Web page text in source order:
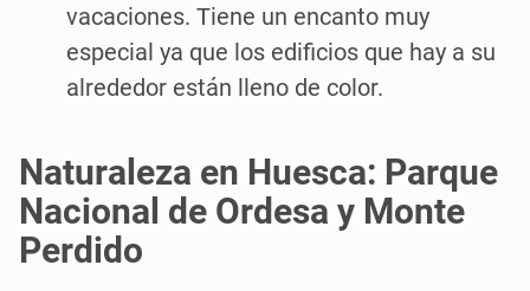
vacaciones. Tiene un encanto muy
especial ya que los edificios que hay a su
alrededor están lleno de color.
Naturaleza en Huesca: Parque
Nacional de Ordesa y Monte
Perdido